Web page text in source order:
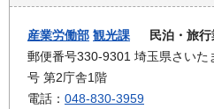
産業労働部 観光課 民泊・旅行
郵便番号330-9301 埼玉県さい
号 第2庁舎1階
電話： 048-830-3959